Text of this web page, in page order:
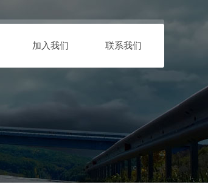
加入我们 联系我们